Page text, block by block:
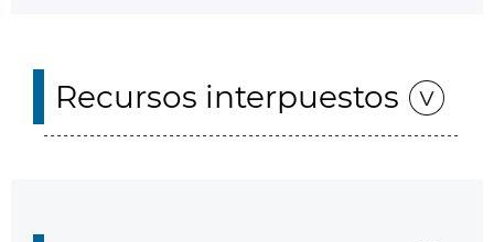
Recursos interpuestos